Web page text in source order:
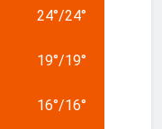
24°/24°
19°/19°
16°/16°